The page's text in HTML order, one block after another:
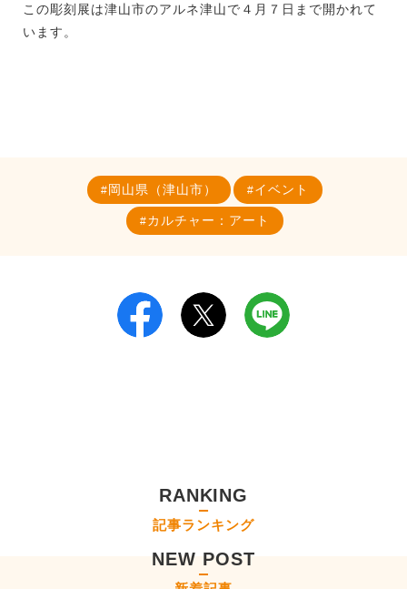
この彫刻展は津山市のアルネ津山で４月７日まで開かれて
います。
岡山県（津山市） イベント
カルチャー：アート
RANKING
記事ランキング
NEW POST